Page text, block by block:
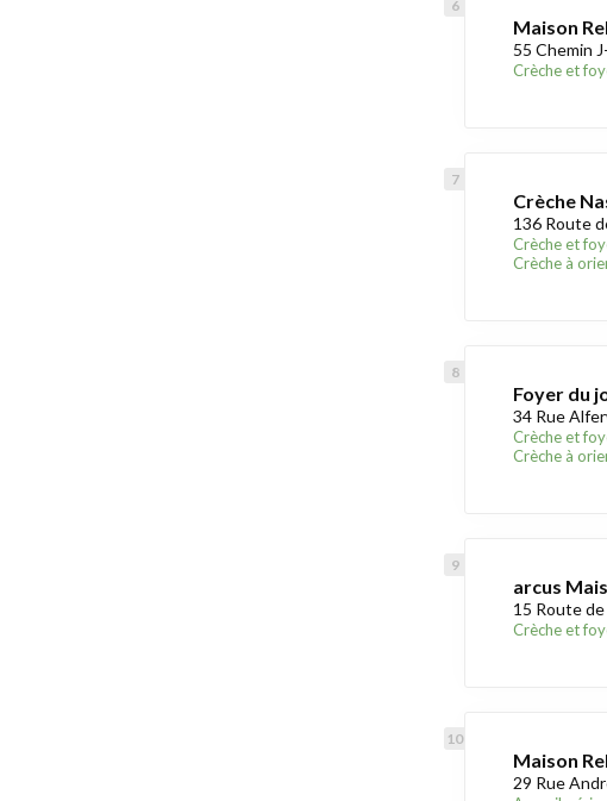
Maison
55 Chemin
Crèche et
Crèche
136 Route
Crèche et
Crèche à
Foyer du
34 Rue
Crèche et
Crèche à
arcus
15 Route
Crèche et
Maison
29 Rue